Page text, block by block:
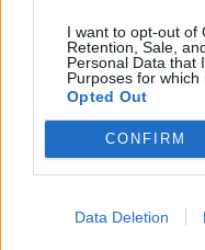
I want to opt-out of
Retention, Sale,
Personal Data that
Purposes for which
Opted Out
CONFIRM
Data Deletion
Comentari: